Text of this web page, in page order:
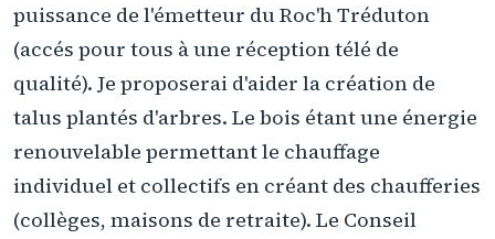
puissance de l'émetteur du Roc'h Tréduton
(accés pour tous à une réception télé de
qualité). Je proposerai d'aider la création de
talus plantés d'arbres. Le bois étant une énergie
renouvelable permettant le chauffage
individuel et collectifs en créant des chaufferies
(collèges, maisons de retraite). Le Conseil